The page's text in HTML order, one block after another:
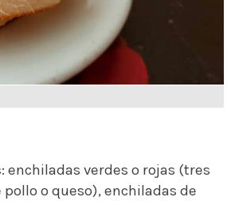
: enchiladas verdes o rojas (tres
o queso), enchiladas de